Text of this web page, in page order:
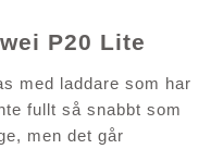
P20 Lite
med laddare som har
fullt så snabbt som
men det går